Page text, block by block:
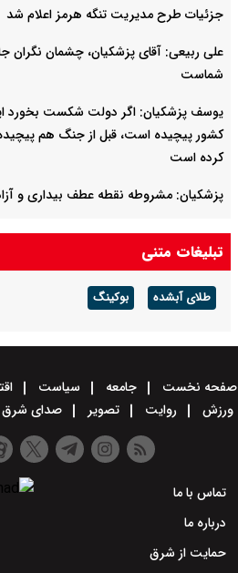
جزئیات طرح مدیریت تنگه هرمز اعلام شد
علی ربیعی: آقای پزشکیان، چشمان نگران
شماست
یوسف پزشکیان: اگر دولت شکست بخورد
کشور پیچیده است، قبل از جنگ هم
کرده است
پزشکیان: مشروطه نقطه عطف بیداری و
امیر دریادار منصور فلاحی درگذشت
تبلیغات متنی
طلای آبشده بوکینگ
صفحه نخست جامعه سیاست
ورزش
روایت تصویر صدای شرق
تماس با ما
درباره ما
حمایت از شرق